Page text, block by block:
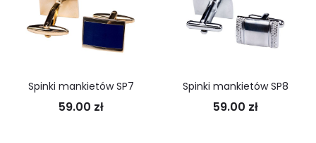
Spinki mankietów SP7
59.00 zł
Spinki mankietów SP8
59.00 zł